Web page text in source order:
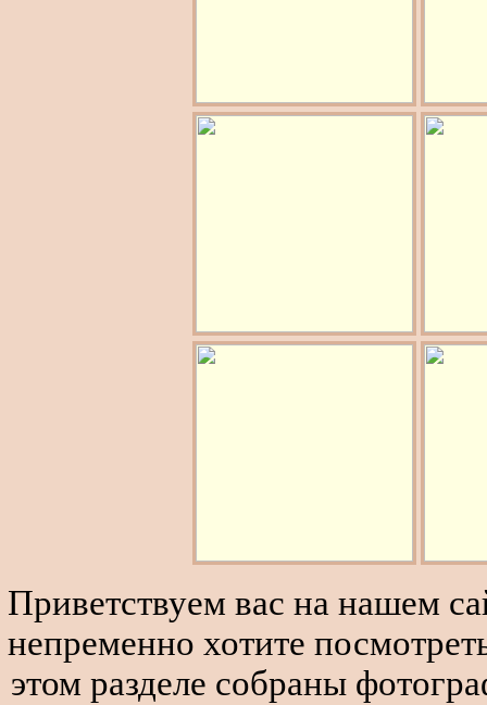
Приветствуем вас на нашем
непременно хотите
этом разделе собраны